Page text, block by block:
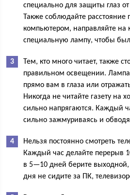
специально для защиты глаз
Также соблюдайте расстояние
компьютером, направляйте на
специальную лампу, чтобы
Тем, кто много читает, также
правильном освещении.
прямо вам в глаза или
Никогда не читайте газету на
сильно напрягаются. Каждый
сильно зажмуриваясь и
Нельзя постоянно смотреть
Каждый час делайте перерыв
в 5—10 дней берите выходной,
дня не сидите за ПК,